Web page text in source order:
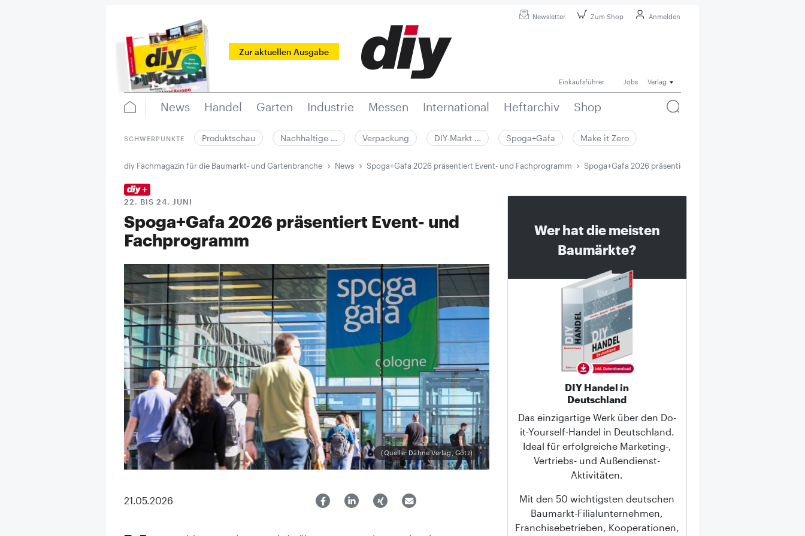
Newsletter Zum Shop Anmelden
Zur aktuellen Ausgabe
Einkaufsführer Jobs Verlag
News Handel Garten Industrie Messen International Heftarchiv Shop
SCHWERPUNKTE Produktschau Nachhaltige … Verpackung DIY-Markt … Spoga+Gafa Make it Zero
diy Fachmagazin für die Baumarkt- und Gartenbranche News Spoga+Gafa 2026 präsentiert Event- und Fachprogramm Spoga+Gafa 2026 präsentiert Event- und Fachprogramm
22. BIS 24. JUNI
Spoga+Gafa 2026 präsentiert Event- und
Fachprogramm
(Quelle: Dähne Verlag, Götz)
21.05.2026
Wer hat die meisten
Baumärkte?
DIY Handel in
Deutschland
Das einzigartige Werk über den Do-
it-Yourself-Handel in Deutschland.
Ideal für erfolgreiche Marketing-,
Vertriebs- und Außendienst-
Aktivitäten.
Mit den 50 wichtigsten deutschen
Baumarkt-Filialunternehmen,
Franchisebetrieben, Kooperationen,